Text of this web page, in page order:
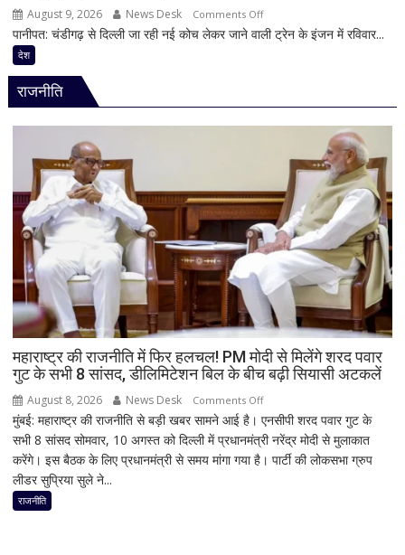
600
August 9, 2026 News Desk Comments Offon
पानीपत
इंजन
में
शॉर्ट
सर्किट
से
उठा
धुआं;
डेढ़
घंटे
रुकी
पानीपत: चंडीगढ़ से दिल्ली जा रही नई कोच लेकर जाने वाली ट्रेन के इंजन में रविवार...
देश
राजनीति
महाराष्ट्र की राजनीति में फिर हलचल! PM मोदी से मिलेंगे शरद पवार
गुट के सभी 8 सांसद, डीलिमिटेशन बिल के बीच बढ़ी सियासी अटकलें
August 8, 2026 News Desk Comments Offon
महाराष्ट्र
की
राजनीति
मुंबई: महाराष्ट्र की राजनीति से बड़ी खबर सामने आई है। एनसीपी शरद पवार गुट के
सभी 8 सांसद सोमवार, 10 अगस्त को दिल्ली में प्रधानमंत्री नरेंद्र मोदी से मुलाकात
करेंगे। इस बैठक के लिए प्रधानमंत्री से समय मांगा गया है। पार्टी की लोकसभा ग्रुप
लीडर सुप्रिया सुले ने...
राजनीति